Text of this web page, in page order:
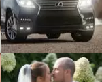
Свадебная
фотосъемка